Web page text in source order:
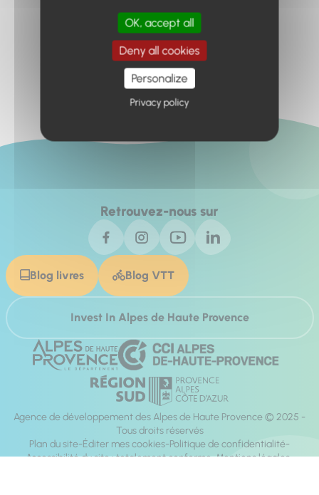
Retour à l'accueil
Retrouvez-nous sur
Blog livres Blog VTT
Invest In Alpes de Haute Provence
Agence de développement des Alpes de Haute Provence © 2025 -
Tous droits réservés
Plan du site Éditer mes cookies Politique de confidentialité
Accessibilité du site : totalement conforme Mentions légales
OK, accept all
Deny all cookies
Personalize
Privacy policy